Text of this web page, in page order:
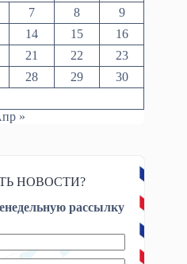
7 8
9
14 15
16
21 22
23
28 29
30
»
НОВОСТИ?
рассылку